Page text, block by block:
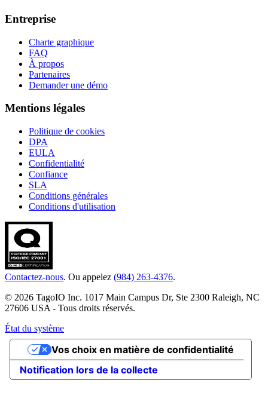
Entreprise
Charte graphique
FAQ
À propos
Partenaires
Demander une démo
Mentions légales
Politique de cookies
DPA
EULA
Confidentialité
Confiance
SLA
Conditions générales
Conditions d'utilisation
Contactez-nous. Ou appelez (984) 263-4376.
© 2026 TagoIO Inc. 1017 Main Campus Dr, Ste 2300 Raleigh, NC
27606 USA - Tous droits réservés.
État du système
Notification lors de la collecte
Vos choix en matière de confidentialité